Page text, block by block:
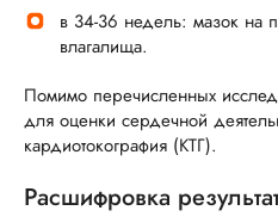
в 34-36 недель: мазок на
влагалища.
Помимо перечисленных
для оценки сердечной
кардиотокография (КТГ).
Расшифровка